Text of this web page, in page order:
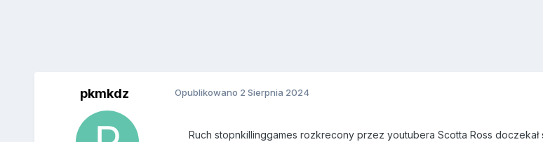
pkmkdz Opublikowano 2 Sierpnia 2024
Ruch stopnkillinggames rozkrecony przez youtubera Scotta Ross